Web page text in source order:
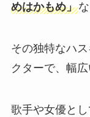
めはかもめ」
その独特なハ
クターで、幅
歌手や女優とし